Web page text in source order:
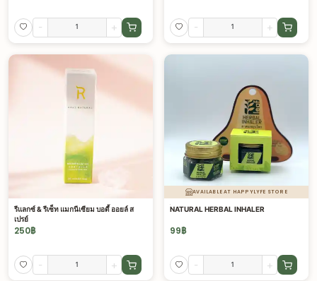
- + - +
รีแลกซ์ & รีเซ็ท แมกนีเซียม บอดี้ ออยล์ ส
เปรย์
250฿
- +
AVAILABLE AT HAPPYLYFE STORE
์์NATURAL HERBAL INHALER
99฿
- +